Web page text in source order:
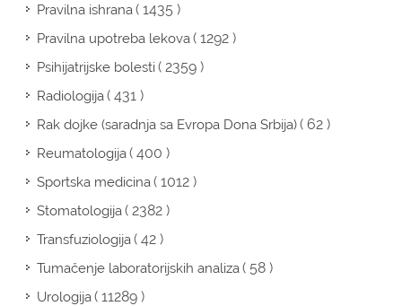
Pravilna ishrana( 1435 )
Pravilna upotreba lekova( 1292 )
Psihijatrijske bolesti( 2359 )
Radiologija( 431 )
Rak dojke (saradnja sa Evropa Dona Srbija)( 62 )
Reumatologija( 400 )
Sportska medicina( 1012 )
Stomatologija( 2382 )
Transfuziologija( 42 )
Tumačenje laboratorijskih analiza( 58 )
Urologija( 11289 )